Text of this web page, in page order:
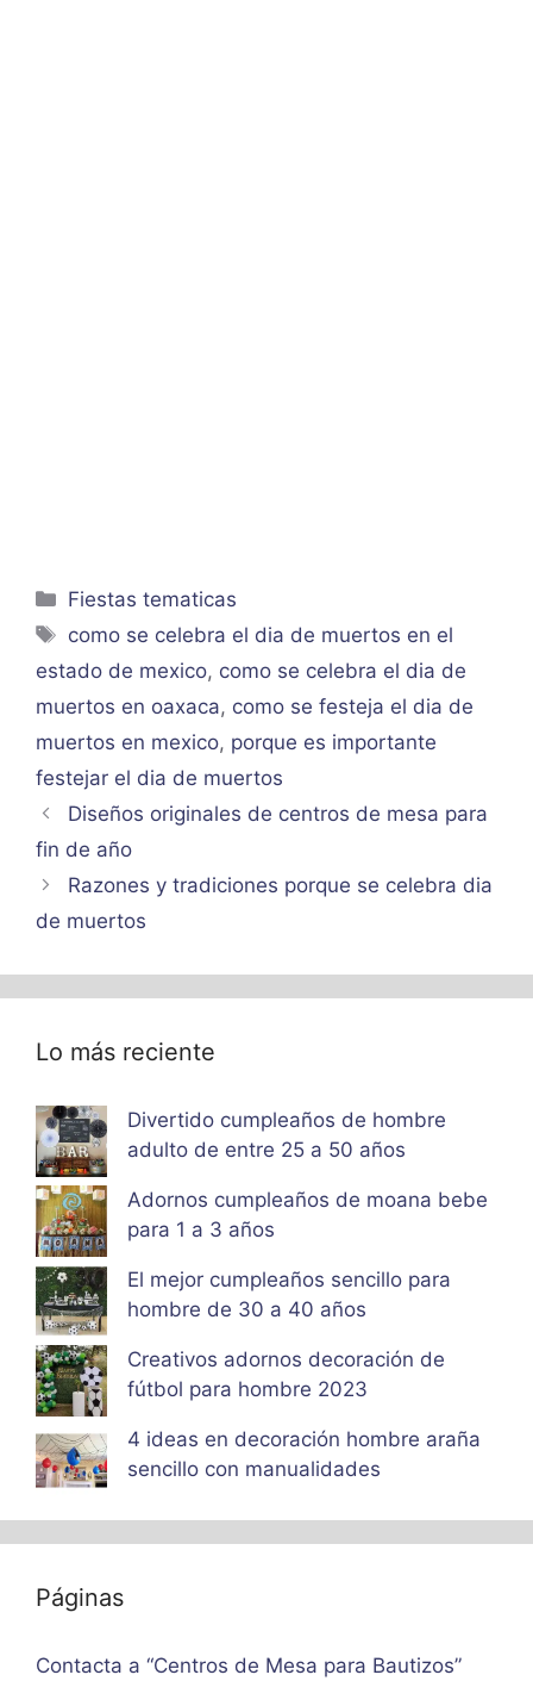
Categorías
Fiestas tematicas
Etiquetas
como se celebra el dia de muertos en el
estado de mexico, como se celebra el dia de
muertos en oaxaca, como se festeja el dia de
muertos en mexico, porque es importante
festejar el dia de muertos
Diseños originales de centros de mesa para
fin de año
Razones y tradiciones porque se celebra dia
de muertos
Lo más reciente
Divertido cumpleaños de hombre
adulto de entre 25 a 50 años
Adornos cumpleaños de moana bebe
para 1 a 3 años
El mejor cumpleaños sencillo para
hombre de 30 a 40 años
Creativos adornos decoración de
fútbol para hombre 2023
4 ideas en decoración hombre araña
sencillo con manualidades
Páginas
Contacta a “Centros de Mesa para Bautizos”